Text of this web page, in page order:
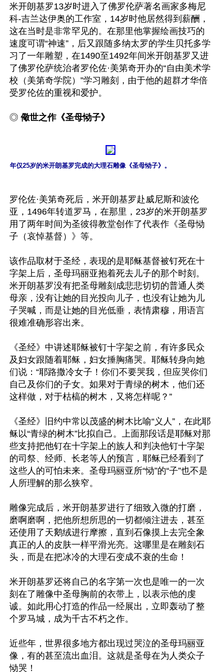
米开朗基罗13岁时进入了佛罗伦萨著名画家多梅尼
科-吉兰达伊奥的工作室，14岁时他居然得到薪酬，
这在当时是非常罕见的。在那里他掌握绘画技巧的
速度可谓“神速”，后又跟随多纳太罗的学生贝托多学
习了一年雕塑，在1490至1492年间米开朗基罗又进
了佛罗伦萨统治者罗伦佐·美第奇开办的“自由美术学
校（美第奇学院）”学习雕刻，由于他的超群才华倍
受罗伦佐的重视和爱护。
◎ 儆世之作《圣母恸子》
年仅25岁的米开朗基罗完成的大理石雕像《圣母恸子》。
罗伦佐·美第奇死后，米开朗基罗赴威尼斯和波伦
亚，1496年转道罗马，在那里，23岁的米开朗基罗
用了两年时间为圣彼得教堂创作了代表作《圣母恸
子（哀悼基督）》等。
该作品取材于圣经，表现的是耶稣基督被钉死在十
字架上后，圣母玛丽亚抱着死去儿子的那个时刻。
米开朗基罗没有把圣母雕刻成悲悲切切的普通人类
母亲，没有让她的目光投向儿子，也没有让她为儿
子哭喊，而是让她的目光低垂，表情肃穆，用语言
很难准确形容出来。
《圣经》中讲述耶稣被钉十字架之前，有许多民众
及妇女跟随着耶稣，妇女捶胸痛哭。耶稣转身向她
们说：“耶路撒冷女子！你们不要哭我，但应哭你们
自己及你们的子女。如果对于青绿的树木，他们还
这样做，对于枯槁的树木，又将怎样呢？”
《圣经》旧约中常以茂盛的树木比喻“义人”，在此耶
稣以“青绿的树木”比拟自己。上面那段话是耶稣对那
些支持把他钉在十字架上的族人和判决他钉十字架
的司祭、经师、长老等人的预言，耶稣已经看到了
这些人的可怕未来。圣母玛丽亚所“恸”的“子”也不是
人所理解的那么狭窄。
雕像完成后，米开朗基罗进行了细致入微的打磨，
磨啊磨啊，把他所想所思的一切都倾注进去，甚至
还使用了天鹅绒进行摩擦，直到石像摸上去完全象
真正的人的皮肤一样平滑光亮。这哪里是在雕刻石
头，而是在把冰冷的大理石变成不衰的生命！
米开朗基罗还将自己的名字第一次也是唯一的一次
刻在了雕像中圣母胸前的衣带上，以表示他的虔
诚。如此用心打造的作品一经展出，立即轰动了整
个罗马城，成为千古不朽之作。
近些年，世界很多地方都出现过哭泣的圣母玛丽亚
像，有的甚至流出血泪。这就是圣母在为人类众子
恸哭！